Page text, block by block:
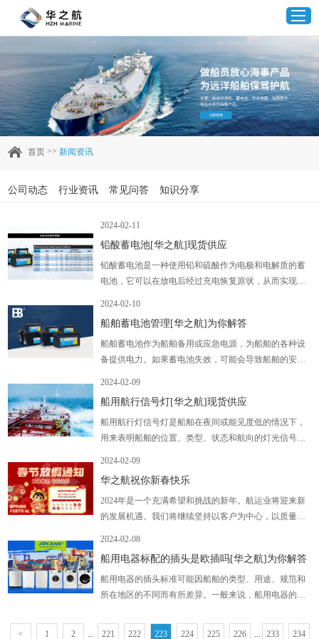
首页
产品中心
新闻资讯
首页 >>新闻资讯
公司动态 行业资讯 常见问答 知识分享
2024-02-11
铅酸蓄电池[华之航]现货供应
铅酸蓄电池是一种使用铅和硫酸作为电极和电解质的蓄
电池，它可以在放电后经过充电恢复原状，从而实现反
2024-02-10
船舶蓄电池管理[华之航]为你解答
船舶蓄电池作为船舶备用或应急电源，为船舶的各种设
备提供电力。如果蓄电池失效，可能会导致船舶的安全
2024-02-09
船用航行信号灯[华之航]现货供应
船用航行灯信号灯是船舶在夜间或能见度低的情况下，
用来表明船舶的位置、类型、状态和航向的灯光信号。
2024-02-09
华之航祝你新春快乐
2024年是一个充满希望和挑战的新年。航运业将迎来新
的发展机遇。我们将继续坚持以客户为中心，以质量为
势和变化，积极适应市场需求，优化运营管理
2024-02-08
船用电器标配的插头是欧插吗[华之航]为你解答
船用电器的插头标准可能因船舶的类型、用途、规范和
所在地区的不同而有所差异。一般来说，船用电器的插
3062。这个标准规定了船用电器的插头的形状、尺寸、
< 1 2 ... 221 222 223 224 225 226 ... 233 234